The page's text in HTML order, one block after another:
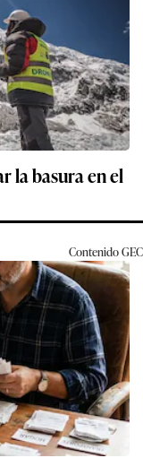
la basura en el
ContenidoGEC